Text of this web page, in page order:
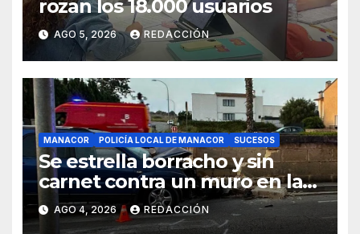
rozan los 18.000 usuarios
AGO 5, 2026 REDACCIÓN
MANACOR POLICÍA LOCAL DE MANACOR SUCESOS
Se estrella borracho y sin
carnet contra un muro en la
ronda del Port de Manacor y
lo destroza
AGO 4, 2026 REDACCIÓN